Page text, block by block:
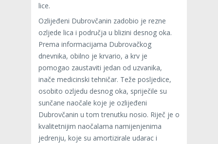
lice.
Ozlijeđeni Dubrovčanin zadobio je rezne
ozljede lica i područja u blizini desnog oka.
Prema informacijama Dubrovačkog
dnevnika, obilno je krvario, a krv je
pomogao zaustaviti jedan od uzvanika,
inače medicinski tehničar. Teže posljedice,
osobito ozljedu desnog oka, spriječile su
sunčane naočale koje je ozlijeđeni
Dubrovčanin u tom trenutku nosio. Riječ je o
kvalitetnijim naočalama namijenjenima
jedrenju, koje su amortizirale udarac i